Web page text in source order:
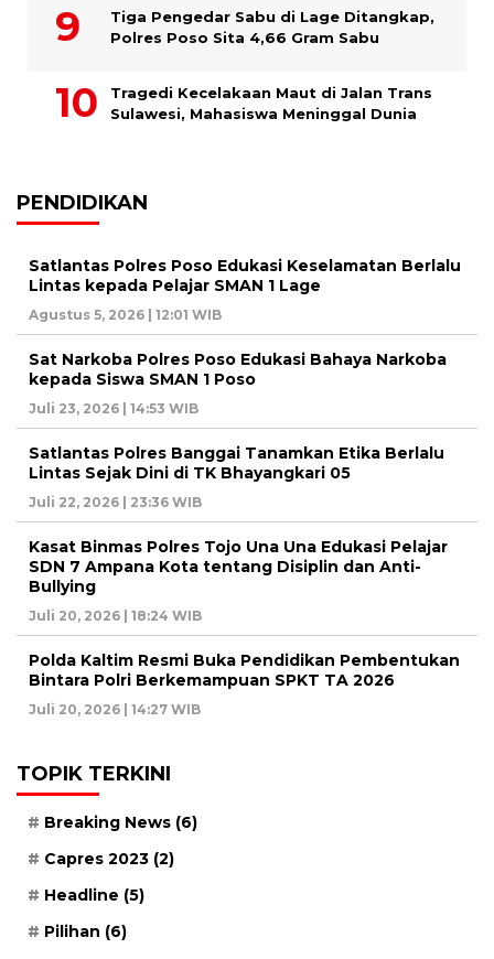
Tiga Pengedar Sabu di Lage Ditangkap,
Polres Poso Sita 4,66 Gram Sabu
Tragedi Kecelakaan Maut di Jalan Trans
Sulawesi, Mahasiswa Meninggal Dunia
PENDIDIKAN
Satlantas Polres Poso Edukasi Keselamatan Berlalu
Lintas kepada Pelajar SMAN 1 Lage
Agustus 5, 2026 | 12:01 WIB
Sat Narkoba Polres Poso Edukasi Bahaya Narkoba
kepada Siswa SMAN 1 Poso
Juli 23, 2026 | 14:53 WIB
Satlantas Polres Banggai Tanamkan Etika Berlalu
Lintas Sejak Dini di TK Bhayangkari 05
Juli 22, 2026 | 23:36 WIB
Kasat Binmas Polres Tojo Una Una Edukasi Pelajar
SDN 7 Ampana Kota tentang Disiplin dan Anti-
Bullying
Juli 20, 2026 | 18:24 WIB
Polda Kaltim Resmi Buka Pendidikan Pembentukan
Bintara Polri Berkemampuan SPKT TA 2026
Juli 20, 2026 | 14:27 WIB
TOPIK TERKINI
Breaking News (6)
Capres 2023 (2)
Headline (5)
Pilihan (6)